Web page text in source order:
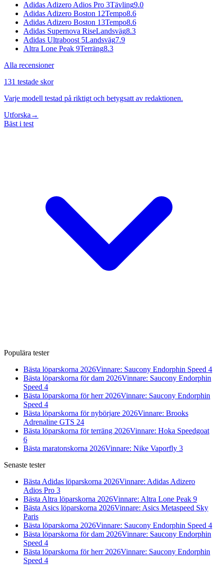
Adidas Adizero Adios Pro 3Tävling9.0
Adidas Adizero Boston 12Tempo8.6
Adidas Adizero Boston 13Tempo8.6
Adidas Supernova RiseLandsväg8.3
Adidas Ultraboost 5Landsväg7.9
Altra Lone Peak 9Terräng8.3
Alla recensioner
131 testade skor
Varje modell testad på riktigt och betygsatt av redaktionen.
Utforska →
Bäst i test
Populära tester
Bästa löparskorna 2026Vinnare: Saucony Endorphin Speed 4
Bästa löparskorna för dam 2026Vinnare: Saucony Endorphin
Speed 4
Bästa löparskorna för herr 2026Vinnare: Saucony Endorphin
Speed 4
Bästa löparskorna för nybörjare 2026Vinnare: Brooks
Adrenaline GTS 24
Bästa löparskorna för terräng 2026Vinnare: Hoka Speedgoat
6
Bästa maratonskorna 2026Vinnare: Nike Vaporfly 3
Senaste tester
Bästa Adidas löparskorna 2026Vinnare: Adidas Adizero
Adios Pro 3
Bästa Altra löparskorna 2026Vinnare: Altra Lone Peak 9
Bästa Asics löparskorna 2026Vinnare: Asics Metaspeed Sky
Paris
Bästa löparskorna 2026Vinnare: Saucony Endorphin Speed 4
Bästa löparskorna för dam 2026Vinnare: Saucony Endorphin
Speed 4
Bästa löparskorna för herr 2026Vinnare: Saucony Endorphin
Speed 4